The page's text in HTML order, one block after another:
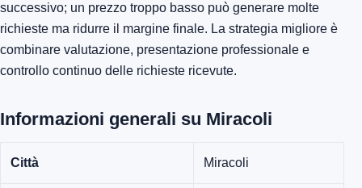
successivo; un prezzo troppo basso può generare molte
richieste ma ridurre il margine finale. La strategia migliore è
combinare valutazione, presentazione professionale e
controllo continuo delle richieste ricevute.
Informazioni generali su Miracoli
Città Miracoli